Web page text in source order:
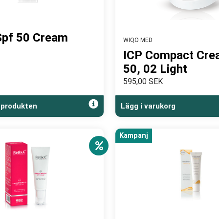
50 Cream WIQO MED
ICP Compact
50, 02 Light
595,00 SEK
Lägg i varukorg
Kampanj